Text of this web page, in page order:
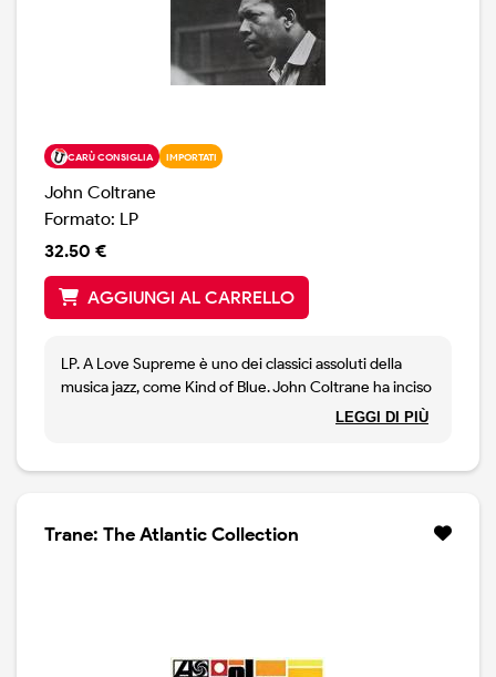
CARÙ CONSIGLIA IMPORTATI
John Coltrane
Formato: LP
32.50 €
AGGIUNGI AL CARRELLO
LP. A Love Supreme è uno dei classici assoluti della
musica jazz, come Kind of Blue. John Coltrane ha inciso
questo disco con il suo quartetto (in cui militava McCoy
LEGGI DI PIÙ
Trane: The Atlantic Collection